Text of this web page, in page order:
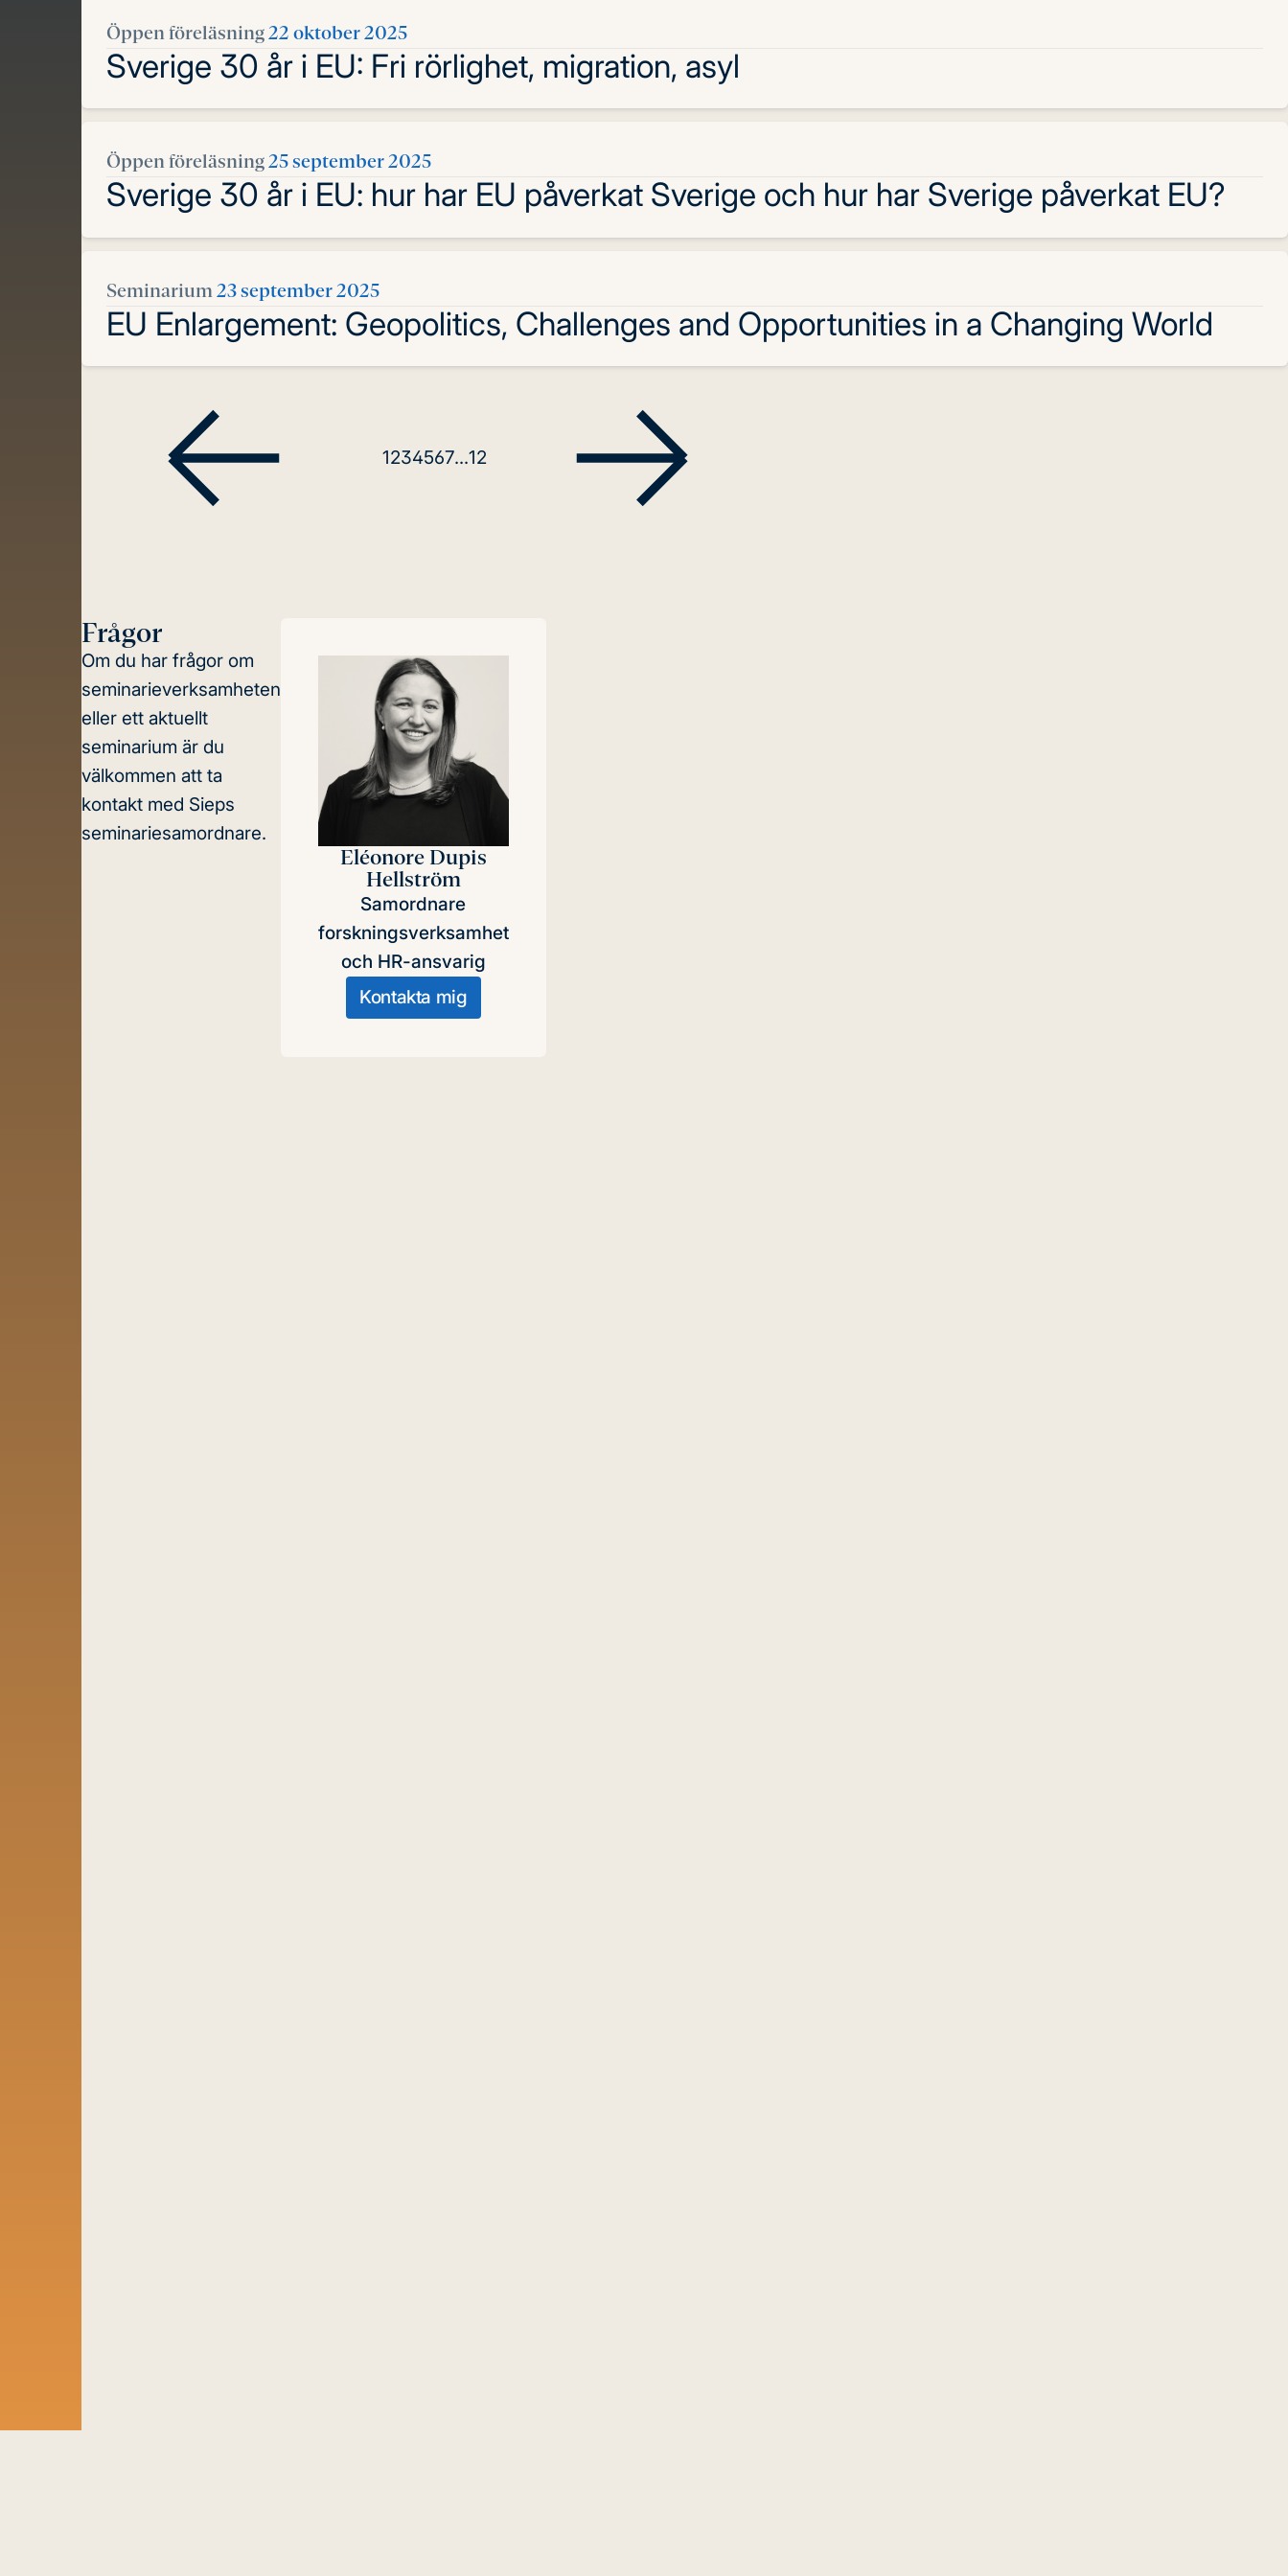
Öppen föreläsning 22 oktober 2025
Sverige 30 år i EU: Fri rörlighet, migration, asyl
Öppen föreläsning25 september 2025
Sverige 30 år i EU: hur har EU påverkat Sverige och hur har Sverige påverkat EU?
Seminarium 23 september 2025
EU Enlargement: Geopolitics, Challenges and Opportunities in a Changing World
1234567...12
Frågor
Om du har frågor om
seminarieverksamheten
eller ett aktuellt
seminarium är du
välkommen att ta
kontakt med Sieps
seminariesamordnare.
Eléonore Dupis
Hellström
Samordnare
forskningsverksamhet
och HR-ansvarig
Kontakta mig